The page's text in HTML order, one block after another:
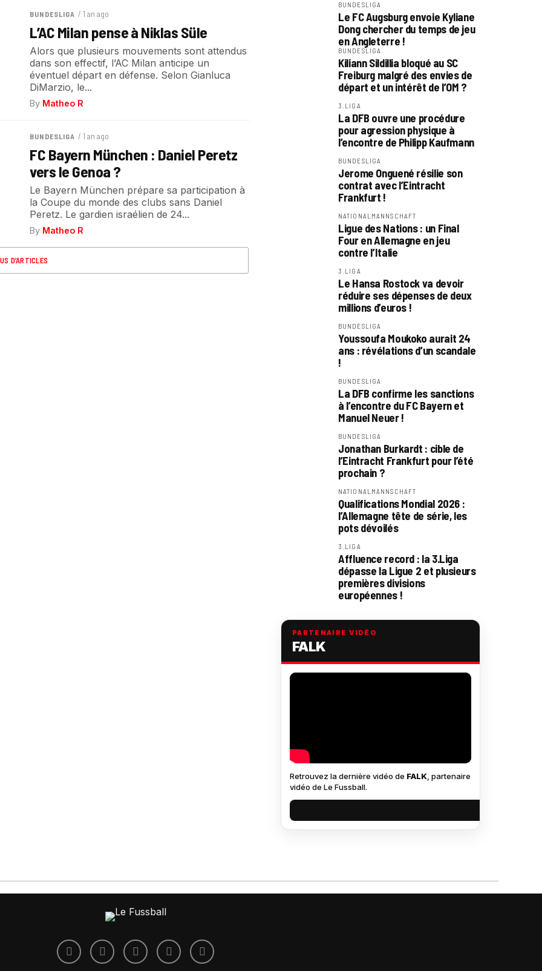
BUNDESLIGA / 1 an ago
L’AC Milan pense à Niklas Süle
Alors que plusieurs mouvements sont attendus
dans son effectif, l’AC Milan anticipe un
éventuel départ en défense. Selon Gianluca
DiMarzio, le...
By Matheo R
BUNDESLIGA / 1 an ago
FC Bayern München : Daniel Peretz
vers le Genoa ?
Le Bayern München prépare sa participation à
la Coupe du monde des clubs sans Daniel
Peretz. Le gardien israélien de 24...
By Matheo R
D’ARTICLES
BUNDESLIGA
Le FC Augsburg envoie Kyliane
Dong chercher du temps de jeu
en Angleterre !
BUNDESLIGA
Kiliann Sildillia bloqué au SC
Freiburg malgré des envies de
départ et un intérêt de l’OM ?
3.LIGA
La DFB ouvre une procédure
pour agression physique à
l’encontre de Philipp Kaufmann
BUNDESLIGA
Jerome Onguené résilie son
contrat avec l’Eintracht
Frankfurt !
NATIONALMANNSCHAFT
Ligue des Nations : un Final
Four en Allemagne en jeu
contre l’Italie
3.LIGA
Le Hansa Rostock va devoir
réduire ses dépenses de deux
millions d’euros !
BUNDESLIGA
Youssoufa Moukoko aurait 24
ans : révélations d’un scandale
!
BUNDESLIGA
La DFB confirme les sanctions
à l’encontre du FC Bayern et
Manuel Neuer !
BUNDESLIGA
Jonathan Burkardt : cible de
l’Eintracht Frankfurt pour l’été
prochain ?
NATIONALMANNSCHAFT
Qualifications Mondial 2026 :
l’Allemagne tête de série, les
pots dévoilés
3.LIGA
Affluence record : la 3.Liga
dépasse la Ligue 2 et plusieurs
premières divisions
européennes !
PARTENAIRE VIDÉO
FALK
Retrouvez la dernière vidéo de FALK , partenaire
vidéo de Le Fussball.